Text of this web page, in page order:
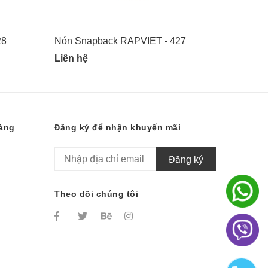
Nón Snapback RAPVIET - 427
Liên hệ
Đăng ký để nhận khuyến mãi
Đăng ký
Theo dõi chúng tôi